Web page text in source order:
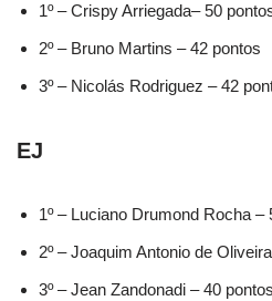
1º – Crispy Arriegada– 50
2º – Bruno Martins – 42 pontos
3º – Nicolás Rodriguez – 42
EJ
1º – Luciano Drumond Rocha –
2º – Joaquim Antonio de
3º – Jean Zandonadi – 40 pontos